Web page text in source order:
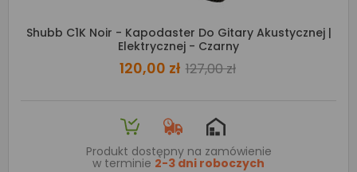
Shubb C1K Noir - Kapodaster Do Gitary Akustycznej |
Elektrycznej - Czarny
120,00 zł 127,00 zł
Produkt dostępny na zamówienie
w terminie 2-3 dni roboczych